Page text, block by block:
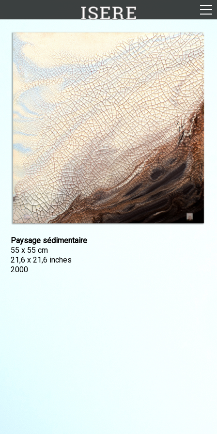
English (US)
Français
Portrayal
Career
Gallery
Photomontages
Contact
Downloads
Paysage sédimentaire
55 x 55 cm
21,6 x 21,6 inches
2000